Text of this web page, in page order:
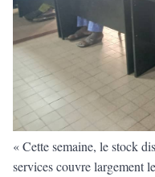
« Cette semaine, le stock
services couvre largement